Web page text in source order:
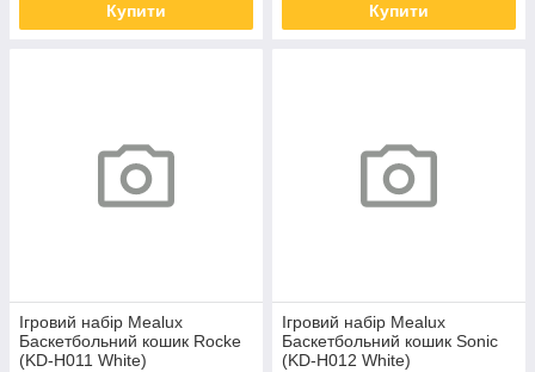
Купити Купити
Ігровий набір Mealux
Баскетбольний кошик Rocke
(KD-H011 White)
Ігровий набір Mealux
Баскетбольний кошик Sonic
(KD-H012 White)